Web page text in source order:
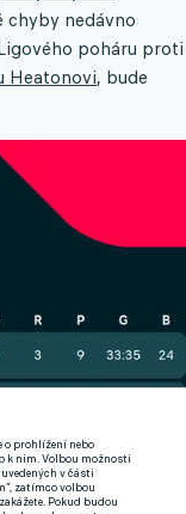
chyby nedávno
poháru proti
Heatonovi, bude
o prohlížení nebo
k nim. Volbou možnosti
v části
zatímco volbou
Pokud budou